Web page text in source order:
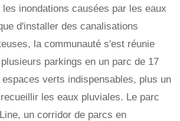
inondations causées par les eaux
d'installer des canalisations
la communauté s'est réunie
parkings en un parc de 17
verts indispensables, plus un
les eaux pluviales. Le parc
un corridor de parcs en